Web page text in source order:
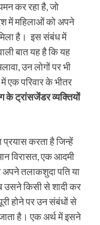
कर रहा है, जो
में महिलाओं को अपने
है। इस संबंध में
बात यह है कि यह
उन लोगों पर भी
एक परिवार के भीतर
के ट्रांसजेंडर व्यक्तियों
करता है जिन्हें
विरासत, एक आदमी
अपने तलाकशुदा पति या
उसने किसी से शादी कर
होने पर उन संबंधों से
है। एक अर्थ में इसने